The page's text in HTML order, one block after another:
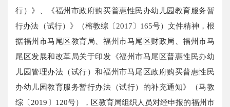
行）》、《福州市政府购买普惠性民办幼儿园教育服务暂
行办法（试行）》（榕教综〔2017〕165号）文件精神，根
据福州市马尾区教育局、福州市马尾区财政局、福州市马
尾区发展和改革局关于印发《福州市马尾区普惠性民办幼
儿园管理办法（试行）和福州市马尾区政府购买普惠性民
办幼儿园教育服务暂行办法（试行）的补充通知》（马教
综〔2019〕120号），区教育局组织人员对经申报的福州市